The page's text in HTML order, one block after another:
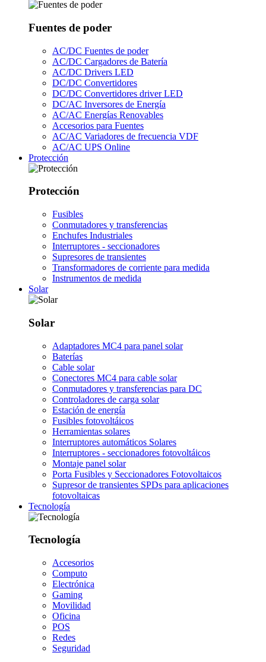
Fuentes de poder
AC/DC Fuentes de poder
AC/DC Cargadores de Batería
AC/DC Drivers LED
DC/DC Convertidores
DC/DC Convertidores driver LED
DC/AC Inversores de Energía
AC/AC Energías Renovables
Accesorios para Fuentes
AC/AC Variadores de frecuencia VDF
AC/AC UPS Online
Protección
Protección
Fusibles
Conmutadores y transferencias
Enchufes Industriales
Interruptores - seccionadores
Supresores de transientes
Transformadores de corriente para medida
Instrumentos de medida
Solar
Solar
Adaptadores MC4 para panel solar
Baterías
Cable solar
Conectores MC4 para cable solar
Conmutadores y transferencias para DC
Controladores de carga solar
Estación de energía
Fusibles fotovoltáicos
Herramientas solares
Interruptores automáticos Solares
Interruptores - seccionadores fotovoltáicos
Montaje panel solar
Porta Fusibles y Seccionadores Fotovoltaicos
Supresor de transientes SPDs para aplicaciones
fotovoltaicas
Tecnología
Tecnología
Accesorios
Computo
Electrónica
Gaming
Movilidad
Oficina
POS
Redes
Seguridad